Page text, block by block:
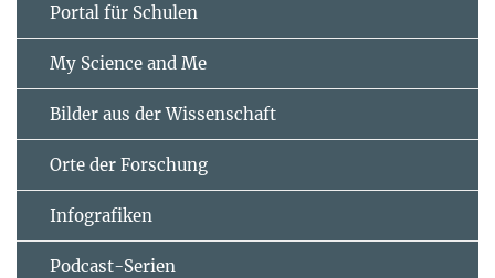
Portal für Schulen
My Science and Me
Bilder aus der Wissenschaft
Orte der Forschung
Infografiken
Podcast-Serien